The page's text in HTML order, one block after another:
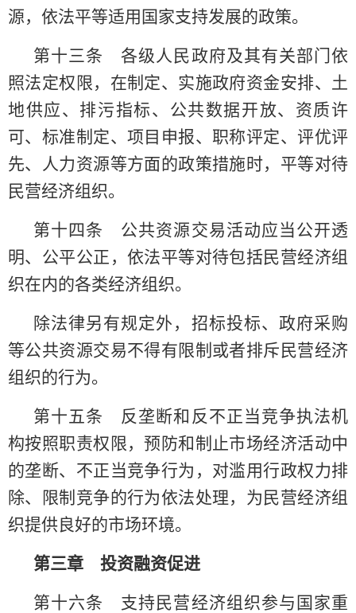
源，依法平等适用国家支持发展的政策。
第十三条 各级人民政府及其有关部门依
照法定权限，在制定、实施政府资金安排、土
地供应、排污指标、公共数据开放、资质许
可、标准制定、项目申报、职称评定、评优评
先、人力资源等方面的政策措施时，平等对待
民营经济组织。
第十四条 公共资源交易活动应当公开透
明、公平公正，依法平等对待包括民营经济组
织在内的各类经济组织。
除法律另有规定外，招标投标、政府采购
等公共资源交易不得有限制或者排斥民营经济
组织的行为。
第十五条 反垄断和反不正当竞争执法机
构按照职责权限，预防和制止市场经济活动中
的垄断、不正当竞争行为，对滥用行政权力排
除、限制竞争的行为依法处理，为民营经济组
织提供良好的市场环境。
第三章 投资融资促进
第十六条 支持民营经济组织参与国家重